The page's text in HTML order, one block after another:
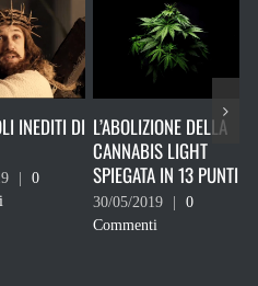
L’ABOLIZIONE DELLA
CANNABIS LIGHT
SPIEGATA IN 13 PUNTI
30/05/2019
0
RICORDATI
DEVI VOTARE
24/05/2019
Commenti